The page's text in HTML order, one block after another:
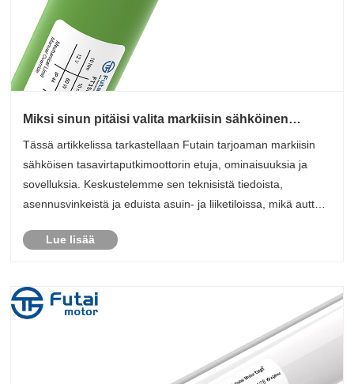
Miksi sinun pitäisi valita markiisin sähköinen
kotiautomaatioon?
Tässä artikkelissa tarkastellaan Futain tarjoaman markiisin
sähköisen tasavirtaputkimoottorin etuja, ominaisuuksia ja
sovelluksia. Keskustelemme sen teknisistä tiedoista,
asennusvinkeistä ja eduista asuin- ja liiketiloissa, mikä auttaa
yritysautomaatiopro......
Lue lisää